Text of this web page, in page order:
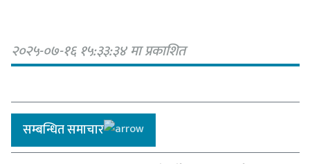
२०२५-०७-१६ १५:३३:३४ मा प्रकाशित
सम्बन्धित समाचार